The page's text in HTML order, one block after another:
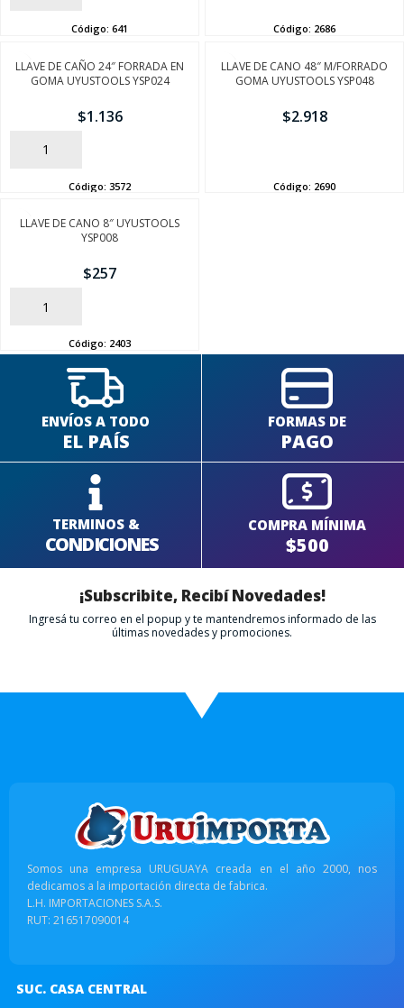
Código: 641 Código: 2686
LLAVE DE CAÑO 24″ FORRADA EN
GOMA UYUSTOOLS YSP024
$1.136
AÑADIR
Código: 3572
LLAVE DE CANO 48″ M/FORRADO
GOMA UYUSTOOLS YSP048
$2.918
Código: 2690
LLAVE DE CANO 8″ UYUSTOOLS
YSP008
$257
AÑADIR
Código: 2403
ENVÍOS A TODO
EL PAÍS
FORMAS DE
PAGO
TERMINOS &
CONDICIONES
COMPRA MÍNIMA
$500
¡Subscribite, Recibí Novedades!
Ingresá tu correo en el popup y te mantendremos informado de las
últimas novedades y promociones.
Somos una empresa URUGUAYA creada en el año 2000, nos
dedicamos a la importación directa de fabrica.
L.H. IMPORTACIONES S.A.S.
RUT: 216517090014
SUC. CASA CENTRAL